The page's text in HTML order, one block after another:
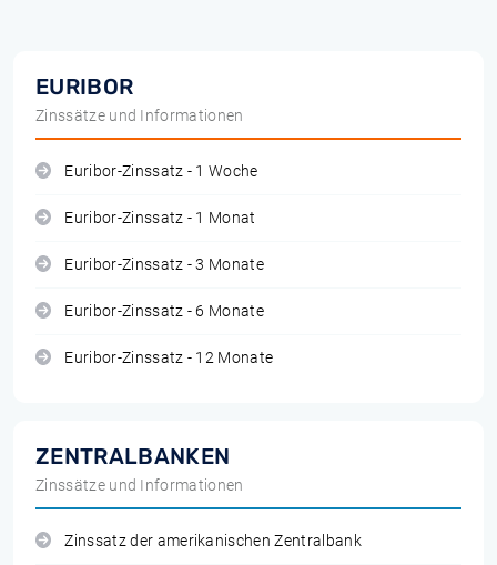
EURIBOR
Zinssätze und Informationen
Euribor-Zinssatz - 1 Woche
Euribor-Zinssatz - 1 Monat
Euribor-Zinssatz - 3 Monate
Euribor-Zinssatz - 6 Monate
Euribor-Zinssatz - 12 Monate
ZENTRALBANKEN
Zinssätze und Informationen
Zinssatz der amerikanischen Zentralbank